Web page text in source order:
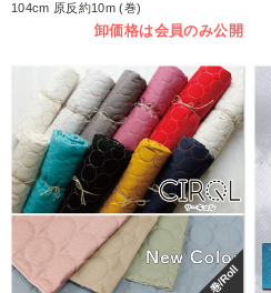
104cm 原反約10m (巻)
卸価格は会員のみ公開
巻/Roll